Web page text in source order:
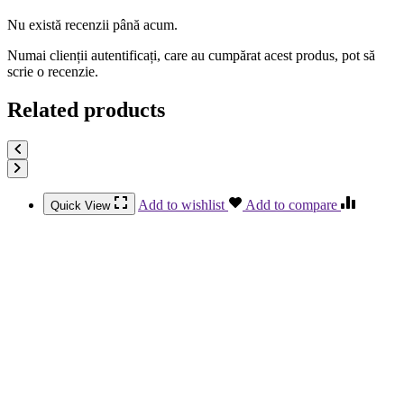
Nu există recenzii până acum.
Numai clienții autentificați, care au cumpărat acest produs, pot să
scrie o recenzie.
Related products
Quick View Add to wishlist Add to compare